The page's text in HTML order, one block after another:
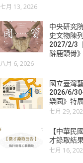
七月 13, 2026
中央研究
史文物陳
2027/2/3
辭鹿頭骨
八月 6, 2026
國立臺灣
2026/6/
樂園》特展
七月 29,
【中華民
才錄取結果
七月 16,